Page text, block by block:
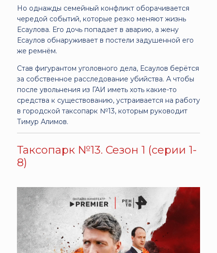
Но однажды семейный конфликт оборачивается
чередой событий, которые резко меняют жизнь
Есаулова. Его дочь попадает в аварию, а жену
Есаулов обнаруживает в постели задушенной его
же ремнём.
Став фигурантом уголовного дела, Есаулов берётся
за собственное расследование убийства. А чтобы
после увольнения из ГАИ иметь хоть какие-то
средства к существованию, устраивается на работу
в городской таксопарк №13, которым руководит
Тимур Алимов.
Таксопарк №13. Сезон 1 (серии 1-
8)